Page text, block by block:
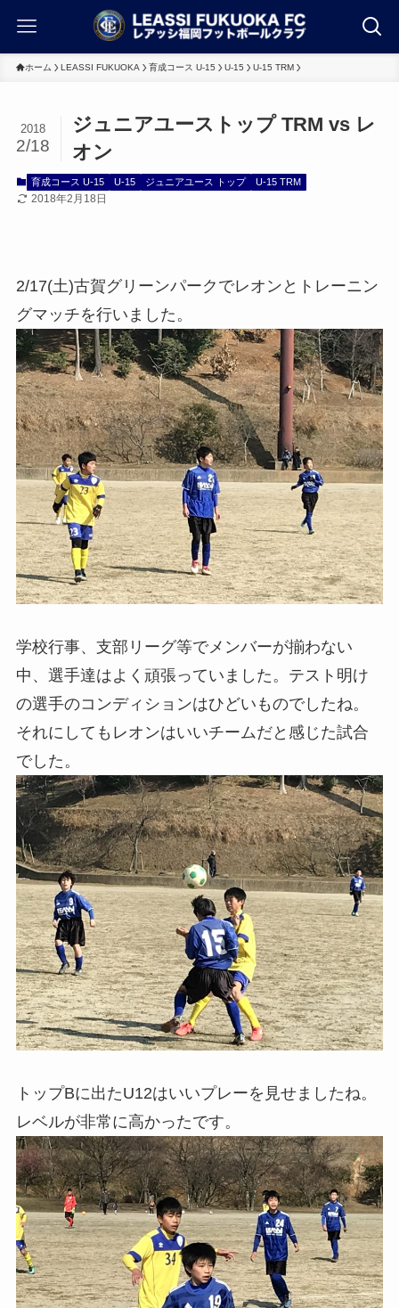
ホーム LEASSI FUKUOKA 育成コース U-15 U-15 U-15 TRM
ジュニアユーストップ TRM vs レ
オン
2018
2/18
育成コース U-15 U-15 ジュニアユース トップ U-15 TRM
2018年2月18日
2/17(土)古賀グリーンパークでレオンとトレーニン
グマッチを行いました。
学校行事、支部リーグ等でメンバーが揃わない
中、選手達はよく頑張っていました。テスト明け
の選手のコンディションはひどいものでしたね。
それにしてもレオンはいいチームだと感じた試合
でした。
トップBに出たU12はいいプレーを見せましたね。
レベルが非常に高かったです。